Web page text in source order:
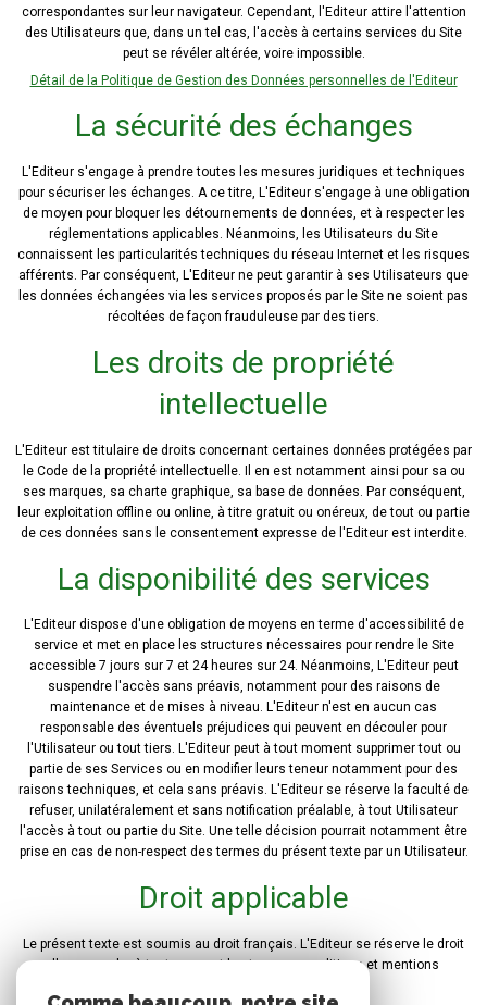
correspondantes sur leur navigateur. Cependant, l'Editeur attire l'attention
des Utilisateurs que, dans un tel cas, l'accès à certains services du Site
peut se révéler altérée, voire impossible.
Détail de la Politique de Gestion des Données personnelles de l'Editeur
La sécurité des échanges
L'Editeur s'engage à prendre toutes les mesures juridiques et techniques
pour sécuriser les échanges. A ce titre, L'Editeur s'engage à une obligation
de moyen pour bloquer les détournements de données, et à respecter les
réglementations applicables. Néanmoins, les Utilisateurs du Site
connaissent les particularités techniques du réseau Internet et les risques
afférents. Par conséquent, L'Editeur ne peut garantir à ses Utilisateurs que
les données échangées via les services proposés par le Site ne soient pas
récoltées de façon frauduleuse par des tiers.
Les droits de propriété
intellectuelle
L'Editeur est titulaire de droits concernant certaines données protégées par
le Code de la propriété intellectuelle. Il en est notamment ainsi pour sa ou
ses marques, sa charte graphique, sa base de données. Par conséquent,
leur exploitation offline ou online, à titre gratuit ou onéreux, de tout ou partie
de ces données sans le consentement expresse de l'Editeur est interdite.
La disponibilité des services
L'Editeur dispose d'une obligation de moyens en terme d'accessibilité de
service et met en place les structures nécessaires pour rendre le Site
accessible 7 jours sur 7 et 24 heures sur 24. Néanmoins, L'Editeur peut
suspendre l'accès sans préavis, notamment pour des raisons de
maintenance et de mises à niveau. L'Editeur n'est en aucun cas
responsable des éventuels préjudices qui peuvent en découler pour
l'Utilisateur ou tout tiers. L'Editeur peut à tout moment supprimer tout ou
partie de ses Services ou en modifier leurs teneur notamment pour des
raisons techniques, et cela sans préavis. L'Editeur se réserve la faculté de
refuser, unilatéralement et sans notification préalable, à tout Utilisateur
l'accès à tout ou partie du Site. Une telle décision pourrait notamment être
prise en cas de non-respect des termes du présent texte par un Utilisateur.
Droit applicable
Le présent texte est soumis au droit français. L'Editeur se réserve le droit
d'en amender à tout moment les termes, conditions et mentions